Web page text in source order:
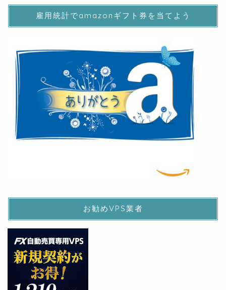
雇用統計でamazonギフト券を当てよう
お勧めVPS業者